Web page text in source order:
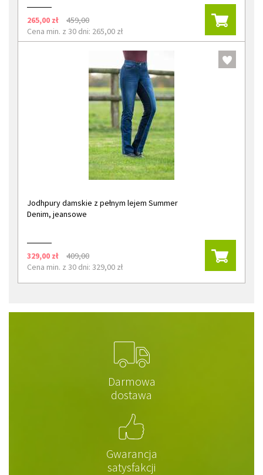
265,00 zł
459,00
Cena min. z 30 dni: 265,00 zł
Jodhpury damskie z pełnym lejem Summer
Denim, jeansowe
329,00 zł
409,00
Cena min. z 30 dni: 329,00 zł
Darmowa
dostawa
Gwarancja
satysfakcji